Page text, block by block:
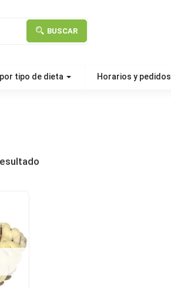
BUSCAR
tipo de dieta Horarios y pedidos